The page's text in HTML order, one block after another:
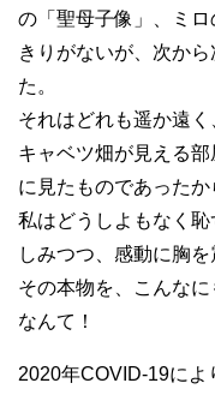
の「聖母子像」、ミ
きりがないが、次か
た。
それはどれも遥か遠
キャベツ畑が見える
に見たものであったか
私はどうしよもなく
しみつつ、感動に胸を
その本物を、こんな
なんて！
2020年COVID-19によ